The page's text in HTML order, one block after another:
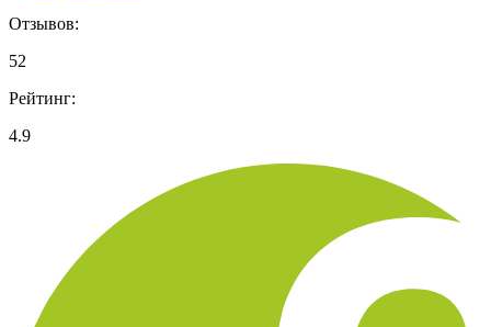
Отзывов:
52
Рейтинг:
4.9